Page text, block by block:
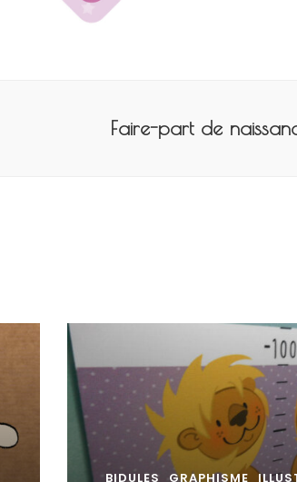
Faire-part de
BIDULES GRAPHISME